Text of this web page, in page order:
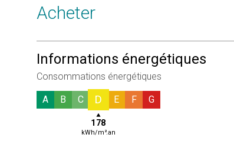
Acheter
Informations énergétiques
Consommations énergétiques
A B C D
178
kWh/m².an
E F G